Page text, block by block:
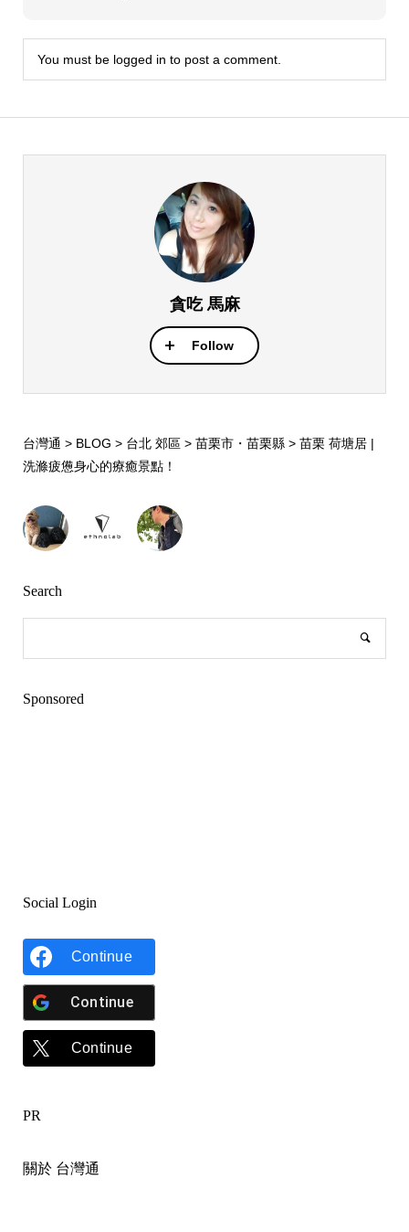
You must be logged in to post a comment.
貪吃 馬麻
Follow
台灣通 > BLOG > 台北 郊區> 苗栗市・苗栗縣> 苗栗 荷塘居 |
洗滌疲憊身心的療癒景點！
Search
Sponsored
Social Login
Continue
Continue
Continue
PR
關於 台灣通